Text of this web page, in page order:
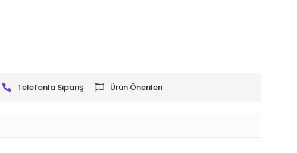
Telefonla Sipariş Ürün Önerileri